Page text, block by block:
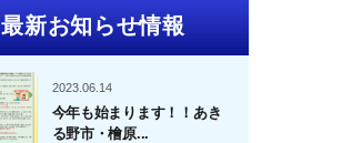
最新お知らせ情報
2023.06.14
今年も始まります！！あき
る野市・檜原...